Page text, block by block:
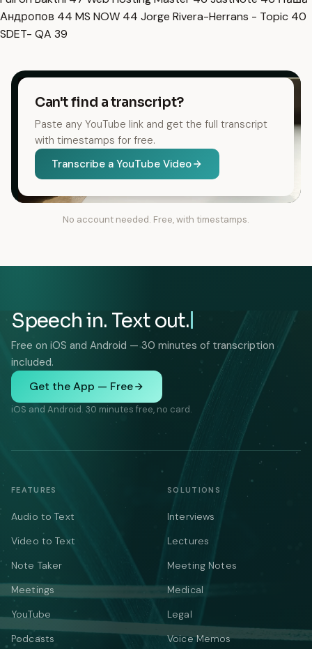
Андропов 44 MS NOW 44 Jorge Rivera-Herrans - Topic 40
SDET- QA 39
Can't find a transcript?
Paste any YouTube link and get the full transcript
with timestamps for free.
Transcribe a YouTube Video
No account needed. Free, with timestamps.
Speech in. Text out.
Free on iOS and Android — 30 minutes of transcription
included.
Get the App — Free
iOS and Android. 30 minutes free, no card.
FEATURES
Audio to Text
Video to Text
Note Taker
Meetings
YouTube
Podcasts
SOLUTIONS
Interviews
Lectures
Meeting Notes
Medical
Legal
Voice Memos